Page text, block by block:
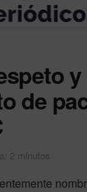
y
de
2 minutos